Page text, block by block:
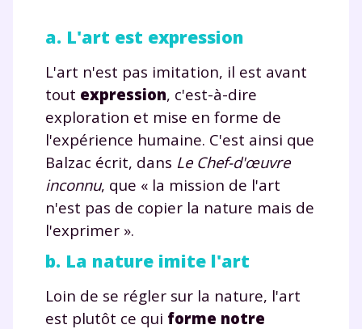
a. L'art est expression
L'art n'est pas imitation, il est avant
tout expression, c'est-à-dire
exploration et mise en forme de
l'expérience humaine. C'est ainsi que
Balzac écrit, dans Le Chef-d'œuvre
inconnu, que « la mission de l'art
n'est pas de copier la nature mais de
l'exprimer ».
b. La nature imite l'art
Loin de se régler sur la nature, l'art
est plutôt ce qui forme notre
Testez gratuitement
plateforme de soutien
scolaire !
Fiches de cours et vidéos,exercices
, podcasts de révisions
Unespace dédié aux parentspour
suivre les progrès
Tout le programme scolaire du CP à
la Terminale
Des profs expérimentés disponibles
à la demande par tchat, audio ou
vidéo